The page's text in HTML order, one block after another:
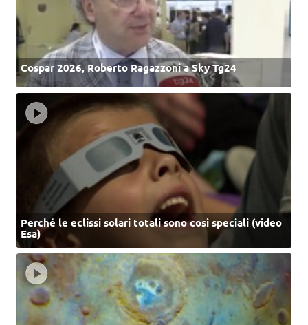
Cospar 2026, Roberto Ragazzoni a Sky Tg24
Perché le eclissi solari totali sono così speciali (video
Esa)